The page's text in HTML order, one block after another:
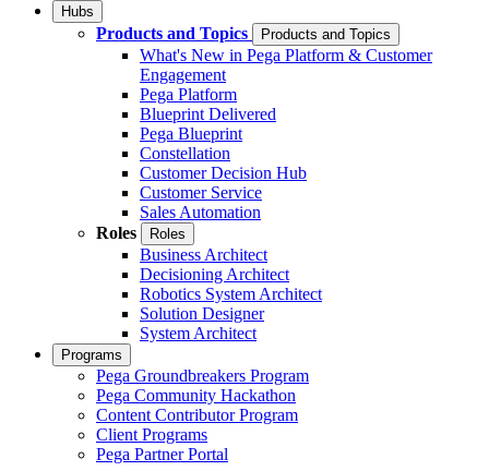
Hubs
Products and Topics Products and Topics
What's New in Pega Platform & Customer
Engagement
Pega Platform
Blueprint Delivered
Pega Blueprint
Constellation
Customer Decision Hub
Customer Service
Sales Automation
Roles
Roles
Business Architect
Decisioning Architect
Robotics System Architect
Solution Designer
System Architect
Programs
Pega Groundbreakers Program
Pega Community Hackathon
Content Contributor Program
Client Programs
Pega Partner Portal